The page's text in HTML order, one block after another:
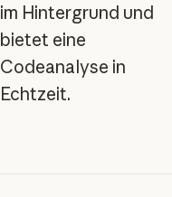
im Hintergrund und
bietet eine
Codeanalyse in
Echtzeit.